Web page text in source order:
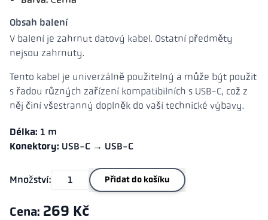
Obsah balení
V balení je zahrnut datový kabel. Ostatní předměty
nejsou zahrnuty.
Tento kabel je univerzálně použitelný a může být použit
s řadou různých zařízení kompatibilních s USB-C, což z
něj činí všestranný doplněk do vaší technické výbavy.
Délka: 1 m
Konektory: USB-C → USB-C
Množství: Přidat do košíku
Cena: 269 Kč